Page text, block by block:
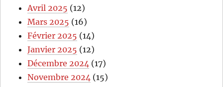
Avril 2025 (12)
Mars 2025 (16)
Février 2025 (14)
Janvier 2025 (12)
Décembre 2024 (17)
Novembre 2024 (15)